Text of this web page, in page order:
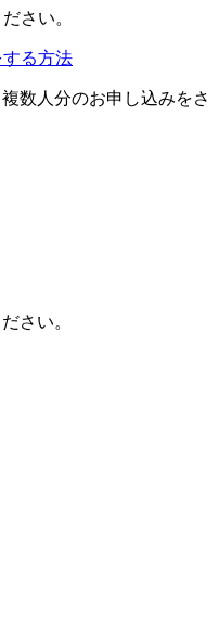
さい。
る方法
数人分のお申し込みをさ
さい。